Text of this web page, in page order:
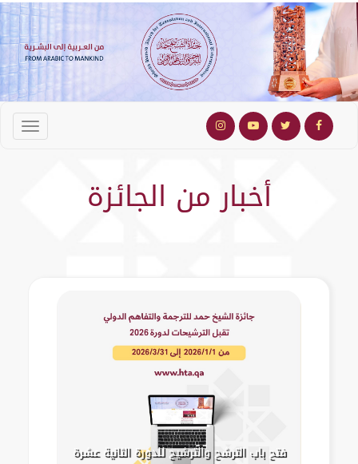
أخبار من الجائزة
فتح باب الترشح والترشيح للدورة الثانية عشرة